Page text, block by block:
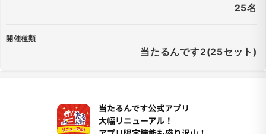
25名
開催種類
当たるんです2(25セット)